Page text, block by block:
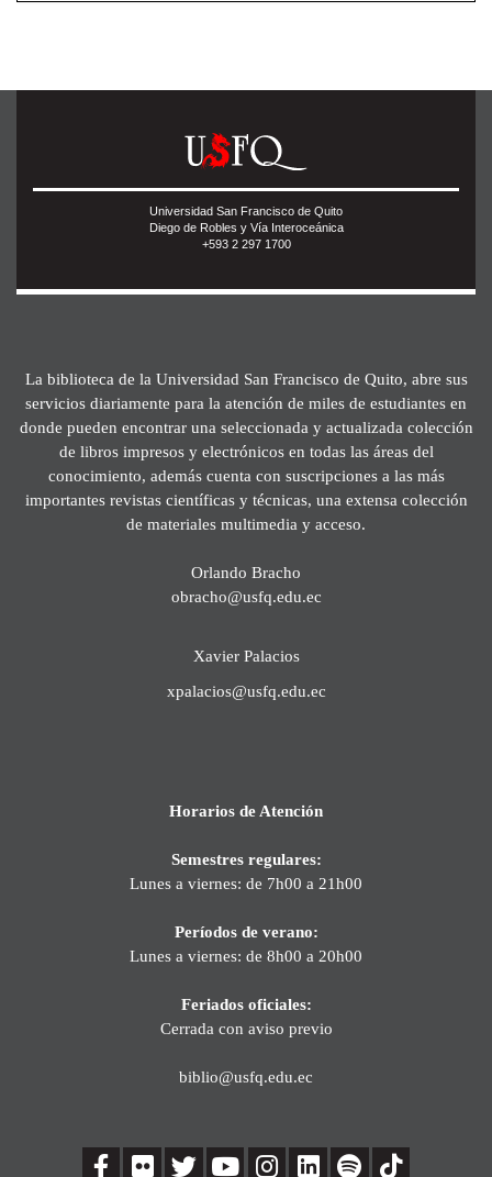
Universidad San Francisco de Quito
Diego de Robles y Vía Interoceánica
+593 2 297 1700
La biblioteca de la Universidad San Francisco de Quito, abre sus
servicios diariamente para la atención de miles de estudiantes en
donde pueden encontrar una seleccionada y actualizada colección
de libros impresos y electrónicos en todas las áreas del
conocimiento, además cuenta con suscripciones a las más
importantes revistas científicas y técnicas, una extensa colección
de materiales multimedia y acceso.
Orlando Bracho
obracho@usfq.edu.ec
Xavier Palacios
xpalacios@usfq.edu.ec
Horarios de Atención
Semestres regulares:
Lunes a viernes: de 7h00 a 21h00
Períodos de verano:
Lunes a viernes: de 8h00 a 20h00
Feriados oficiales:
Cerrada con aviso previo
biblio@usfq.edu.ec